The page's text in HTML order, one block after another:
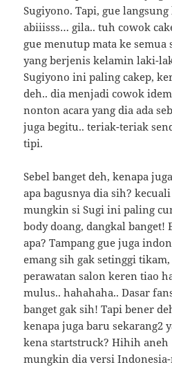
Sugiyono. Tapi, gue
abiiisss… gila.. tuh cowok
gue menutup mata ke
yang berjenis kelamin laki-
Sugiyono ini paling cakep,
deh.. dia menjadi cowok
nonton acara yang dia ada
juga begitu.. teriak-teriak
tipi.
Sebel banget deh, kenapa
apa bagusnya dia sih?
mungkin si Sugi ini paling
body doang, dangkal banget!
apa? Tampang gue juga
emang sih gak setinggi
perawatan salon keren tiao
mulus.. hahahaha.. Dasar
banget gak sih! Tapi bener
kenapa juga baru sekarang2
kena startstruck? Hihih aneh
mungkin dia versi